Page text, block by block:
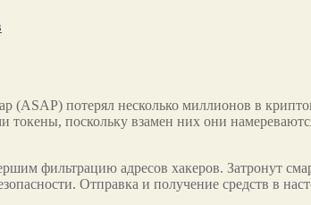
(ASAP) потерял несколько миллионов в
токены, поскольку взамен них они
фильтрацию адресов хакеров. Затронут
Отправка и получение средств в